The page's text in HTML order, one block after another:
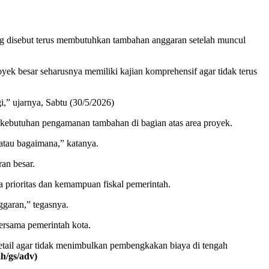
terus membutuhkan tambahan anggaran setelah muncul
besar seharusnya memiliki kajian komprehensif agar tidak terus
ujarnya, Sabtu (30/5/2026)
pengamanan tambahan di bagian atas area proyek.
bagaimana,” katanya.
besar.
prioritas dan kemampuan fiskal pemerintah.
tegasnya.
pemerintah kota.
agar tidak menimbulkan pembengkakan biaya di tengah
gs/adv)